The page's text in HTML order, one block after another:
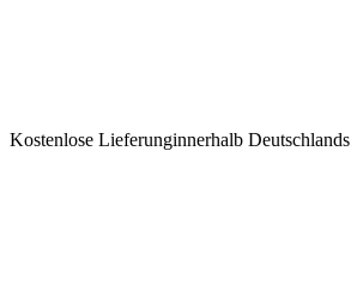
Kostenlose Lieferunginnerhalb Deutschlands